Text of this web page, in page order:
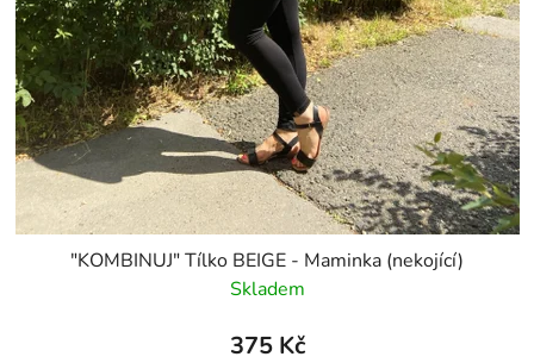
"KOMBINUJ" Tílko BEIGE - Maminka (nekojící)
Skladem
375 Kč